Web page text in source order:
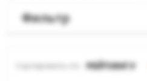
Фильтр
Сортировать по: РЕЙТИНГУ